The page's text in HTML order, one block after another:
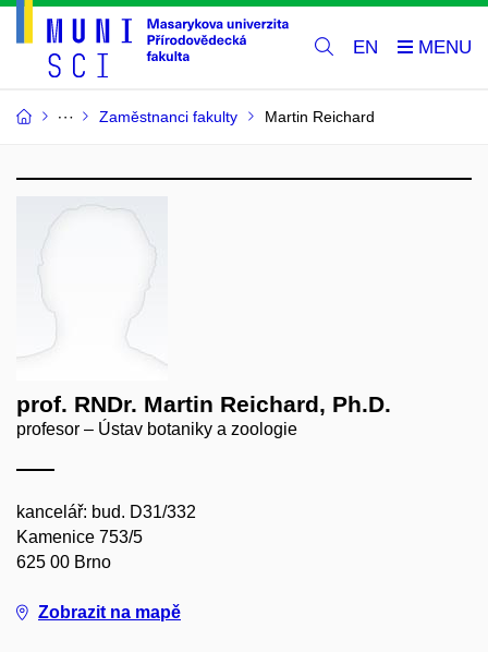
EN
Zaměstnanci fakulty Martin Reichard
prof. RNDr. Martin Reichard, Ph.D.
profesor – Ústav botaniky a zoologie
kancelář: bud. D31/332
Kamenice 753/5
625 00 Brno
Zobrazit na mapě